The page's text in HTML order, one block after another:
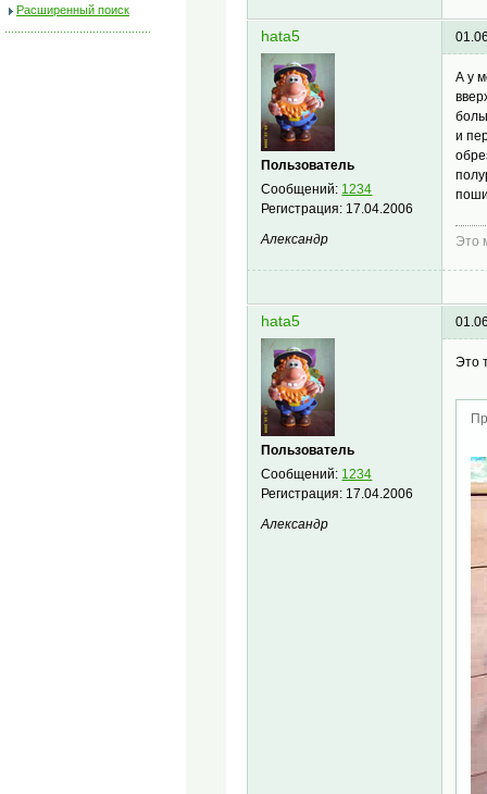
Расширенный поиск
hata5
Пользователь
Сообщений: 1234
Регистрация: 17.04.2006
Александр
А у
и
Это
hata5
Пользователь
Сообщений: 1234
Регистрация: 17.04.2006
Александр
Это